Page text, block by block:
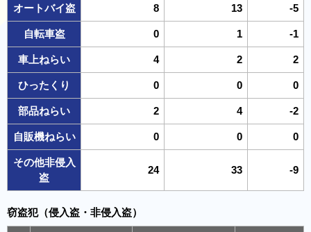
オートバイ盗 8 13 -5
自転車盗 0 1 -1
車上ねらい 4 2 2
ひったくり 0 0 0
部品ねらい 2 4 -2
自販機ねらい 0 0 0
その他非侵入
盗
24 33 -9
窃盗犯（侵入盗・非侵入盗）